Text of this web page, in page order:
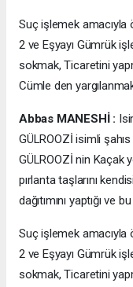
Suç işlemek
2 ve Eşyayı Gümrük
sokmak, Ticaretini
Cümle den
Abbas MANESHİ :
GÜLROOZİ isimli
GÜLROOZİ nin Kaçak
pırlanta taşlarını
dağıtımını yaptığı ve
Suç işlemek
2 ve Eşyayı Gümrük
sokmak, Ticaretini